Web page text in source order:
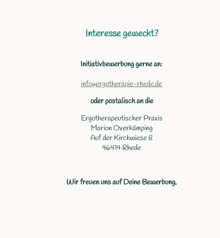
Interesse geweckt?
Initiativbewerbung gerne an:
info@ergotherapie-rhede.de
oder postalisch an die
Ergotherapeutischer Praxis
Marion Overkämping
Auf der Kirchwiese 8
46414 Rhede
Wir freuen uns auf Deine Bewerbung.